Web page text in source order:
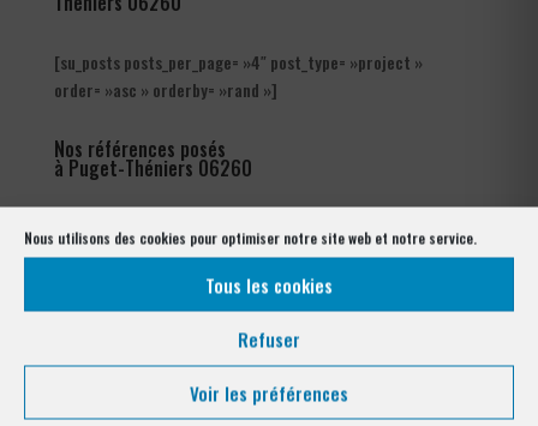
Nous utilisons des cookies pour optimiser notre site web et notre service.
Tous les cookies
Refuser
Voir les préférences
[su_posts posts_per_page= »4″ post_type= »project »
order= »asc » orderby= »rand »]
Nos références posés
à Puget-Théniers 06260